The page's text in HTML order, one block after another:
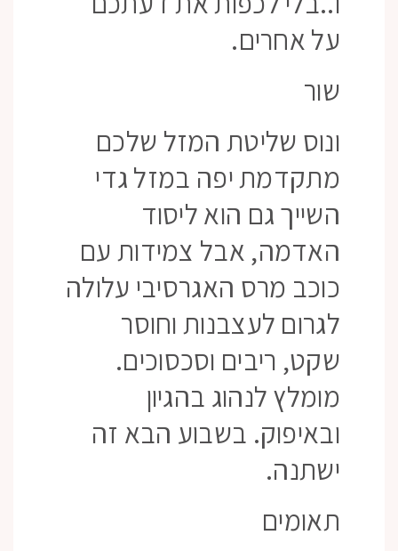
על אחרים.
שור
ונוס שליטת המזל שלכם
מתקדמת יפה במזל גדי
השייך גם הוא ליסוד
האדמה, אבל צמידות עם
כוכב מרס האגרסיבי עלולה
לגרום לעצבנות וחוסר
שקט, ריבים וסכסוכים.
מומלץ לנהוג בהגיון
ובאיפוק. בשבוע הבא זה
ישתנה.
תאומים